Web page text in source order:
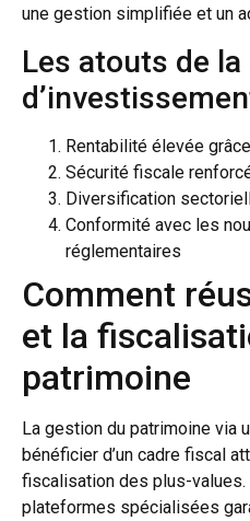
une gestion simplifiée et un
Les atouts de
Rentabilité élevée
Sécurité fiscale
Diversification
Conformité avec les
réglementaires
Comment
et la
patrimoine
La gestion du patrimoine via
bénéficier d’un cadre fiscal
fiscalisation des plus-values.
plateformes spécialisées